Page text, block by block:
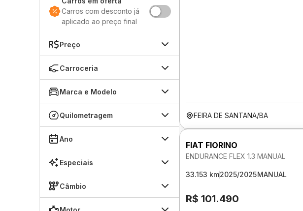
Carros com desconto já
aplicado ao preço final
Preço
Carroceria
Marca e Modelo
Quilometragem
Ano
Especiais
Câmbio
FEIRA DE SANTANA/BA
FIAT FIORINO
ENDURANCE FLEX 1.3 MANUAL
33.153 km2025/2025MANUAL
R$ 101.490